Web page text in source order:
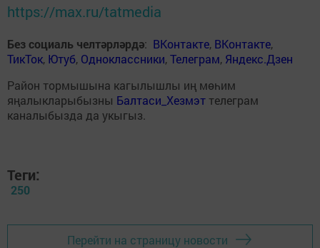
https://max.ru/tatmedia
Без социаль челтәрләрдә: ВКонтакте, ВКонтакте,
ТикТок, Ютуб, Одноклассники,Телеграм, Яндекс.Дзен
Район тормышына кагылышлы иң мөһим
яңалыкларыбызны Балтаси_Хезмэт телеграм
каналыбызда да укыгыз.
Теги:
250
Перейти на страницу новости